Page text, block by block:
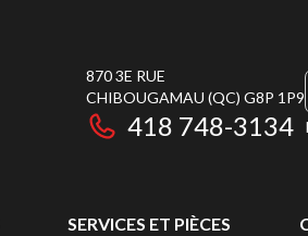
870 3E RUE
CHIBOUGAMAU (QC) G8P 1P9
418 748-3134
SERVICES ET PIÈCES